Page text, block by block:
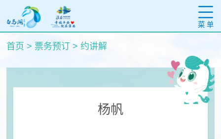
菜 单
首页 > 票务预订 >约讲解
杨帆